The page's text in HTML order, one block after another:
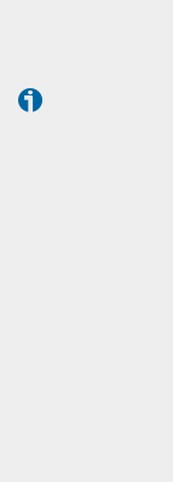
Tiktok